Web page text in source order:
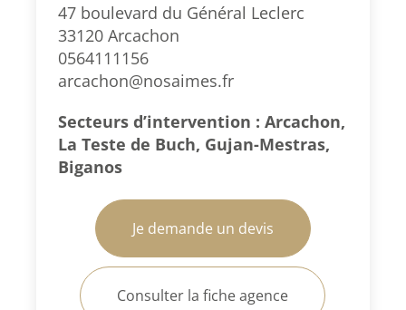
47 boulevard du Général Leclerc
33120 Arcachon
0564111156
arcachon@nosaimes.fr
Secteurs d’intervention : Arcachon,
La Teste de Buch, Gujan-Mestras,
Biganos
Je demande un devis
Consulter la fiche agence